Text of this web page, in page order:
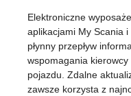
Elektroniczne
aplikacjami My Scania
płynny przepływ
wspomagania
pojazdu. Zdalne
zawsze korzysta z